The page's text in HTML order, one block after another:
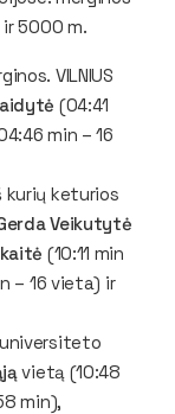
5000 m.
VILNIUS
(04:41
min – 16
kurių keturios
Veikutytė
(10:11 min
– 16 vieta) ir
universiteto
vietą (10:48
min),